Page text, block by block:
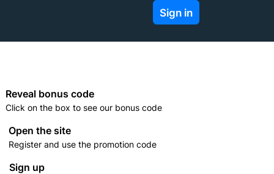
Sign in
Reveal bonus code
Click on the box to see our bonus code
Open the site
Register and use the promotion code
Sign up